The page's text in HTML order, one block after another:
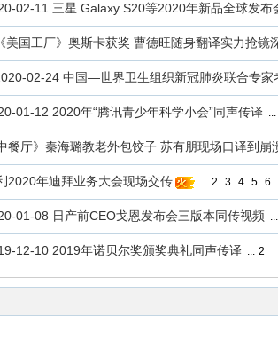
02-11 三星 Galaxy S20等2020年新品全球发布
《美国工厂》奥斯卡获奖 曹德旺随身翻译实力抢镜
02-24 中国—世界卫生组织新冠肺炎联合专家
01-12 2020年“腾讯青少年科学小会”同声传译 ...
餐厅》秦海璐教老外包饺子 苏有朋现场口译到崩
2020年迪拜业务大会现场交传 ... 2 3 4 5 6
01-08 日产前CEO戈恩发布会三版本同传视频 ...
12-10 2019年诺贝尔奖颁奖典礼同声传译 ... 2